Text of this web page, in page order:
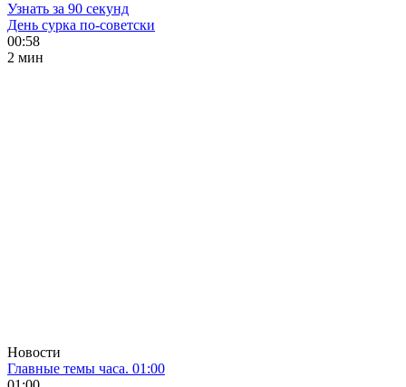
Узнать за 90 секунд
День сурка по-советски
00:58
2 мин
Новости
Главные темы часа. 01:00